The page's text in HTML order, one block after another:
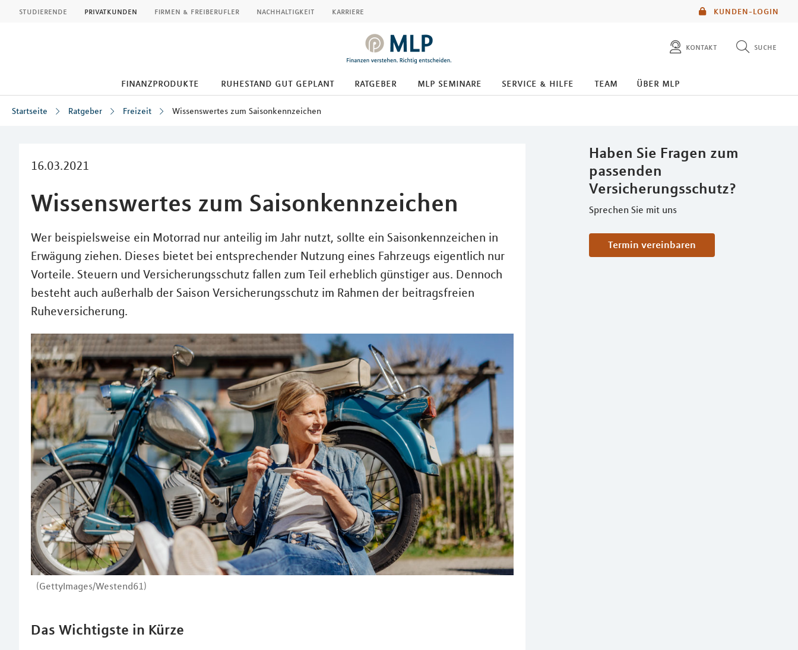
KUNDEN-LOGIN
studierende privatkunden firmen & freiberufler nachhaltigkeit karriere
kontakt suche
diese website durchsuchen
finanzprodukte ruhestand gut geplant ratgeber mlp seminare service & hilfe team über mlp
Startseite Ratgeber Freizeit Wissenswertes zum Saisonkennzeichen
16.03.2021
Wissenswertes zum Saisonkennzeichen
Wer beispielsweise ein Motorrad nur anteilig im Jahr nutzt, sollte ein Saisonkennzeichen in
Erwägung ziehen. Dieses bietet bei entsprechender Nutzung eines Fahrzeugs eigentlich nur
Vorteile. Steuern und Versicherungsschutz fallen zum Teil erheblich günstiger aus. Dennoch
besteht auch außerhalb der Saison Versicherungsschutz im Rahmen der beitragsfreien
Ruheversicherung.
(GettyImages/Westend61)
Haben Sie Fragen zum
passenden
Versicherungsschutz?
Sprechen Sie mit uns
Termin vereinbaren
Das Wichtigste in Kürze